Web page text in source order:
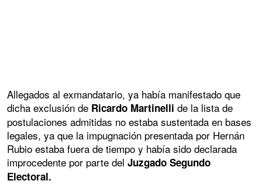
Allegados al exmandatario, ya había manifestado que
dicha exclusión de Ricardo Martinelli de la lista de
postulaciones admitidas no estaba sustentada en bases
legales, ya que la impugnación presentada por Hernán
Rubio estaba fuera de tiempo y había sido declarada
improcedente por parte del Juzgado Segundo
Electoral.